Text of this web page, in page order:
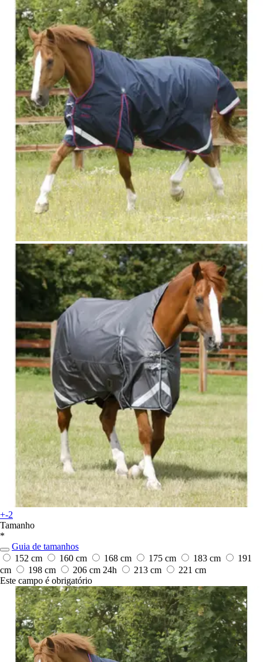
+-2
Tamanho
*
Guia de tamanhos
152 cm
160 cm 168 cm 175 cm 183 cm
191
cm
198 cm 206 cm 24h 213 cm
221 cm
Este campo é obrigatório